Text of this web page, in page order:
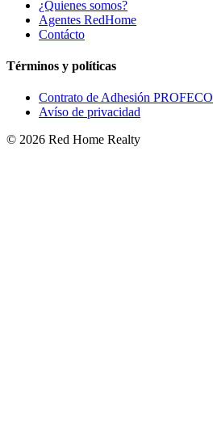
¿Quienes somos?
Agentes RedHome
Contácto
Términos y políticas
Contrato de Adhesión PROFECO
Avíso de privacidad
© 2026 Red Home Realty